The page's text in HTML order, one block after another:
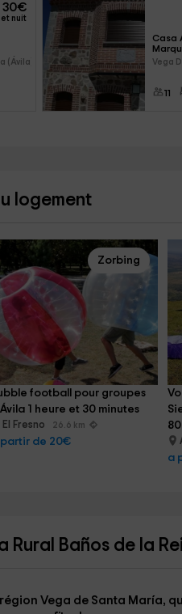
30€
nuit
(Ávila)
Casa
Vega
11
logement
Zorbing
football pour groupes
1 heure et 30 minutes
El Fresno 26.6 km
de 20€
a
Rural Baños de la
Vega de Santa María,